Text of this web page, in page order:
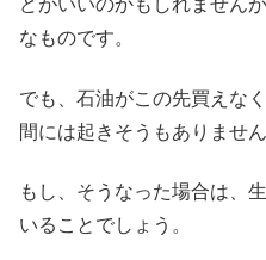
どがいいのかもしれません
なものです。
でも、石油がこの先買えな
間には起きそうもありません
もし、そうなった場合は、
いることでしょう。